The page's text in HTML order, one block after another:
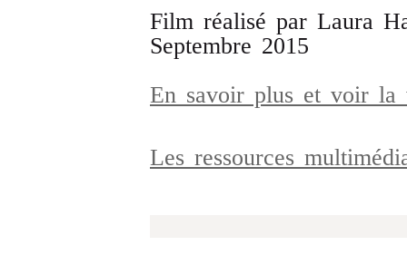
Film réalisé par Laura
Septembre 2015
En savoir plus et voir
Les ressources